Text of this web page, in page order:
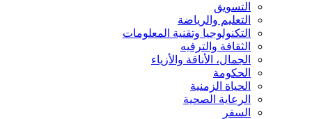
التسويق
التعليم والرياضة
التكنولوجيا وتقنية المعلومات
الثقافة والترفيه
الجمال، الأناقة والأزياء
الحكومة
الحياة الزمنية
الرعاية الصحية
السفر